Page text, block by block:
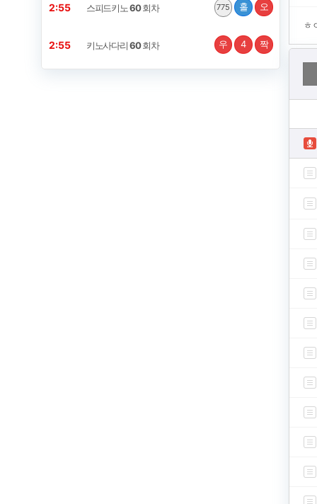
2:54 스피드키노60회차 775 홀 오
2:54 키노사다리60회차 우 4 짝
ㅎ